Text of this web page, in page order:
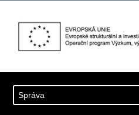
Správa